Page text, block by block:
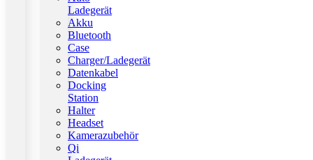
Ladegerät
Akku
Bluetooth
Case
Charger/Ladegerät
Datenkabel
Docking
Station
Halter
Headset
Kamerazubehör
Qi